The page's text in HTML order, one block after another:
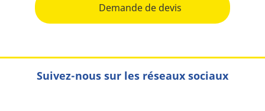
Demande de devis
Suivez-nous sur les réseaux sociaux